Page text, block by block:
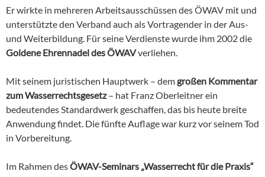
Er wirkte in mehreren Arbeitsausschüssen des ÖWAV mit und
unterstützte den Verband auch als Vortragender in der Aus-
und Weiterbildung. Für seine Verdienste wurde ihm 2002 die
Goldene Ehrennadel des ÖWAVverliehen.
Mit seinem juristischen Hauptwerk – demgroßen Kommentar
zum Wasserrechtsgesetz– hat Franz Oberleitner ein
bedeutendes Standardwerk geschaffen, das bis heute breite
Anwendung findet. Die fünfte Auflage war kurz vor seinem Tod
in Vorbereitung.
Im Rahmen desÖWAV-Seminars „Wasserrecht für die Praxis“